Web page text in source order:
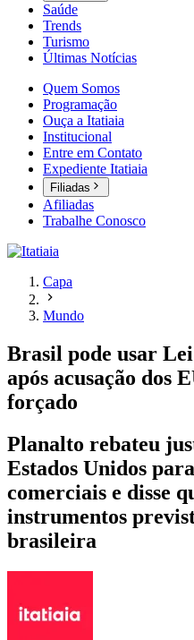
Saúde
Trends
Turismo
Últimas Notícias
Quem Somos
Programação
Ouça a Itatiaia
Institucional
Entre em Contato
Expediente Itatiaia
Filiadas
Afiliadas
Trabalhe Conosco
Capa
Mundo
Brasil pode usar
após acusação dos
forçado
Planalto rebateu
Estados Unidos
comerciais e disse
instrumentos
brasileira